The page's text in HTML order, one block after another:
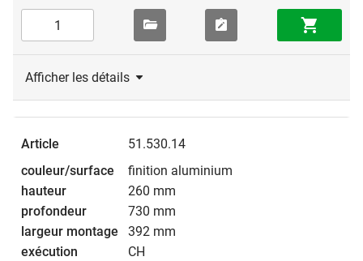
Afficher les détails
51.530.14
finition aluminium
260 mm
730 mm
392 mm
CH